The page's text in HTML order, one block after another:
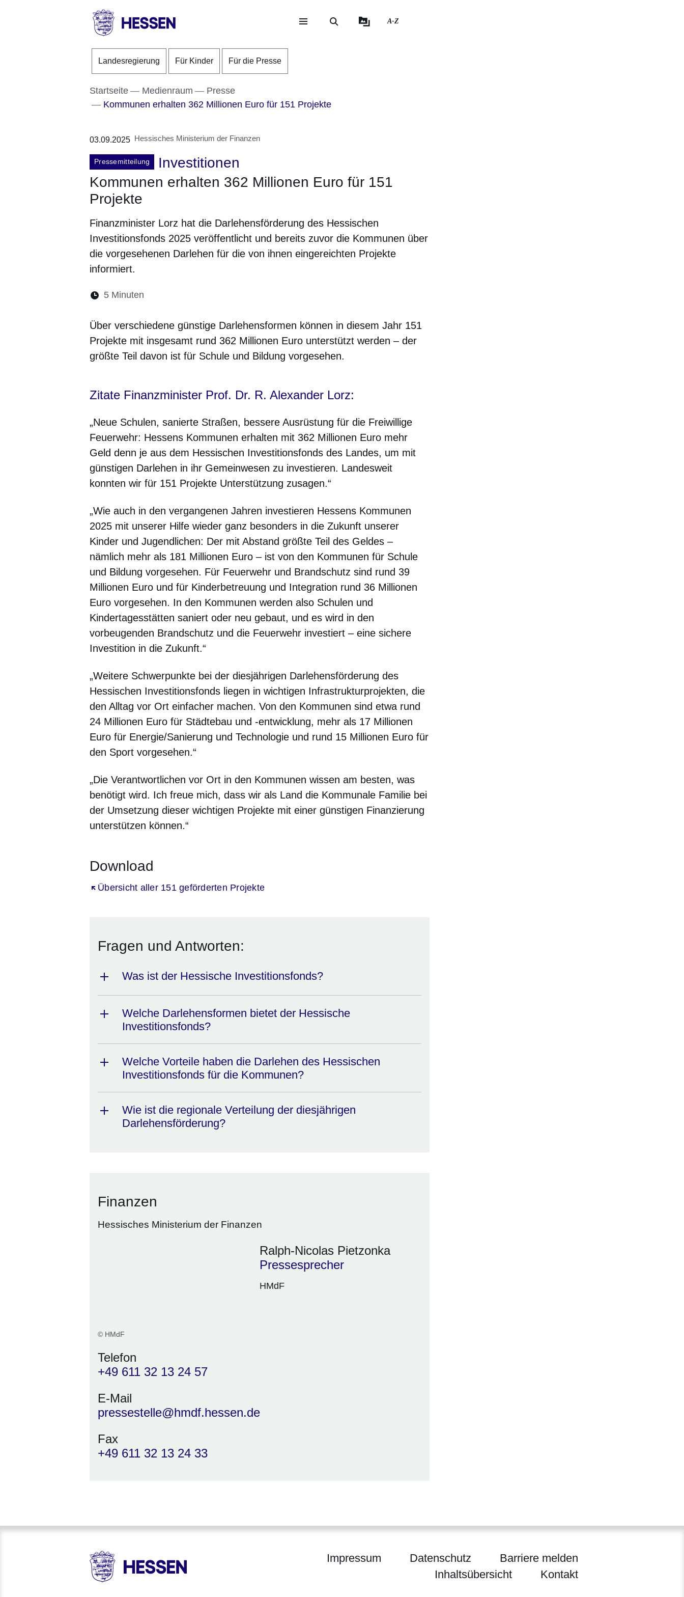
Direkt zum Kopf der Seite
Direkt zum Inhalt
Direkt zum Fuß der Seite
Landesregierung
A-Z
Landesregierung Für Kinder Für die Presse
Startseite Medienraum
Presse
Kommunen erhalten 362 Millionen Euro für 151 Projekte
03.09.2025 Hessisches Ministerium der Finanzen
Pressemitteilung
Investitionen
Kommunen erhalten 362 Millionen Euro für 151
Projekte
Finanzminister Lorz hat die Darlehensförderung des Hessischen
Investitionsfonds 2025 veröffentlicht und bereits zuvor die Kommunen über
die vorgesehenen Darlehen für die von ihnen eingereichten Projekte
informiert.
Lesedauer:
5 Minuten
Über verschiedene günstige Darlehensformen können in diesem Jahr 151
Projekte mit insgesamt rund 362 Millionen Euro unterstützt werden – der
größte Teil davon ist für Schule und Bildung vorgesehen.
Zitate Finanzminister Prof. Dr. R. Alexander Lorz:
„Neue Schulen, sanierte Straßen, bessere Ausrüstung für die Freiwillige
Feuerwehr: Hessens Kommunen erhalten mit 362 Millionen Euro mehr
Geld denn je aus dem Hessischen Investitionsfonds des Landes, um mit
günstigen Darlehen in ihr Gemeinwesen zu investieren. Landesweit
konnten wir für 151 Projekte Unterstützung zusagen.“
„Wie auch in den vergangenen Jahren investieren Hessens Kommunen
2025 mit unserer Hilfe wieder ganz besonders in die Zukunft unserer
Kinder und Jugendlichen: Der mit Abstand größte Teil des Geldes –
nämlich mehr als 181 Millionen Euro – ist von den Kommunen für Schule
und Bildung vorgesehen. Für Feuerwehr und Brandschutz sind rund 39
Millionen Euro und für Kinderbetreuung und Integration rund 36 Millionen
Euro vorgesehen. In den Kommunen werden also Schulen und
Kindertagesstätten saniert oder neu gebaut, und es wird in den
vorbeugenden Brandschutz und die Feuerwehr investiert – eine sichere
Investition in die Zukunft.“
„Weitere Schwerpunkte bei der diesjährigen Darlehensförderung des
Hessischen Investitionsfonds liegen in wichtigen Infrastrukturprojekten, die
den Alltag vor Ort einfacher machen. Von den Kommunen sind etwa rund
24 Millionen Euro für Städtebau und -entwicklung, mehr als 17 Millionen
Euro für Energie/Sanierung und Technologie und rund 15 Millionen Euro für
den Sport vorgesehen.“
„Die Verantwortlichen vor Ort in den Kommunen wissen am besten, was
benötigt wird. Ich freue mich, dass wir als Land die Kommunale Familie bei
der Umsetzung dieser wichtigen Projekte mit einer günstigen Finanzierung
unterstützen können.“
Download
Übersicht aller 151 geförderten Projekte
Öffnet sich in einem neuen Fenster
Fragen und Antworten:
Was ist der Hessische Investitionsfonds?
Welche Darlehensformen bietet der Hessische
Investitionsfonds?
Welche Vorteile haben die Darlehen des Hessischen
Investitionsfonds für die Kommunen?
Wie ist die regionale Verteilung der diesjährigen
Darlehensförderung?
Finanzen
Hessisches Ministerium der Finanzen
© HMdF
Ralph-Nicolas Pietzonka
Pressesprecher
HMdF
Telefon
+49 611 32 13 24 57
E-Mail
pressestelle@hmdf.hessen.de
Fax
+49 611 32 13 24 33
Impressum Datenschutz
Barriere melden
Inhaltsübersicht
Kontakt